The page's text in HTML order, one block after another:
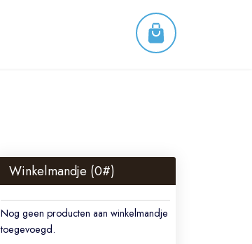
Winkelmandje (0#)
Nog geen producten aan winkelmandje
toegevoegd.